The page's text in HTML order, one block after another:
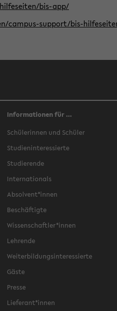
bis-app/
campus-support/bis-
Informationen für ...
Schülerinnen und Schüler
Studieninteressierte
Studierende
Internationals
Absolvent*innen
Beschäftigte
Wissenschaftler*innen
Lehrende
Weiterbildungsinteressierte
Gäste
Presse
Lieferant*innen